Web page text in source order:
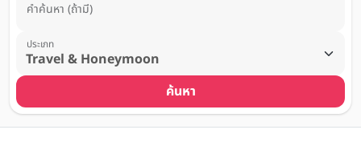
คำค้นหา (ถ้ามี)
ประเภท
ค้นหา